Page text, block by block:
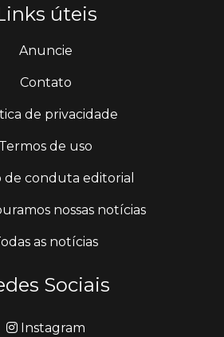
úteis
Anuncie
Contato
de privacidade
Termos de uso
de conduta editorial
nossas notícias
as notícias
Sociais
Instagram